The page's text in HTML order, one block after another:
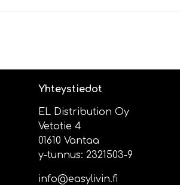
Yhteystiedot
EL Distribution Oy
Vetotie 4
01610 Vantaa
y-tunnus: 2321503-9
info@easylivin.fi